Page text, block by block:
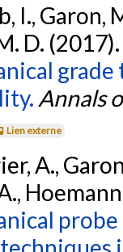
I., Garon,
D. (2017).
grade
Annals
Lien externe
A.,